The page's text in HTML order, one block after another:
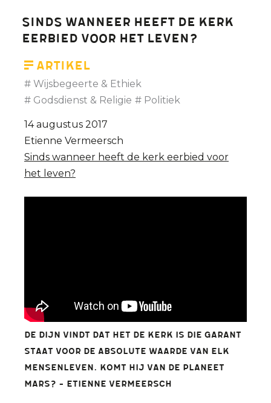
Sinds wanneer heeft de Kerk
eerbied voor het leven?
Artikel
Wijsbegeerte & Ethiek
Godsdienst & Religie
Politiek
14 augustus 2017
Etienne Vermeersch
Sinds wanneer heeft de kerk eerbied voor
het leven?
De Dijn vindt dat het de Kerk is die garant
staat voor de absolute waarde van elk
mensenleven. Komt hij van de planeet
Mars? - Etienne Vermeersch